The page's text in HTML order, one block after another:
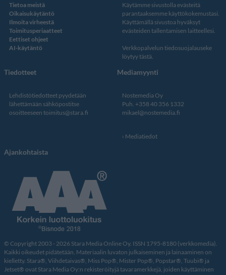
Tietoa meistä
Oikaisukäytäntö
Ilmoita virheestä
Toimitusperiaatteet
Eettiset ohjeet
AI-käytäntö
Käytämme sivustolla evästeitä
parantaaksemme käyttökokemustasi.
Käyttämällä sivustoa hyväksyt
evästeiden tallentamisen laitteellesi.
Verkkopalvelun tiedosuojalauseke
löytyy tästä
Tiedotteet
Lehdistötiedotteet pyydetään
lähettämään sähköpostitse
osoitteeseen toimitus@stara.fi
Mediamyynti
Nostemedia Oy
Puh. +358 40 356 1332
mikael@nostemedia.fi
Mediatiedot
Ajankohtaista
© Copyright 2003 - 2026 Stara Media Online Oy. ISSN 1795-8180 (verkkomedia).
Kaikki oikeudet pidätetään. Materiaalin luvaton julkaiseminen ja lainaaminen on
kielletty. Stara®, Viihdetaivas®, Miss Pop®, Mister Pop®, Popstar®, Tuubi® ja
Jetset® ovat Stara Media Oy:n rekisteröityjä tavaramerkkejä, joiden käyttäminen